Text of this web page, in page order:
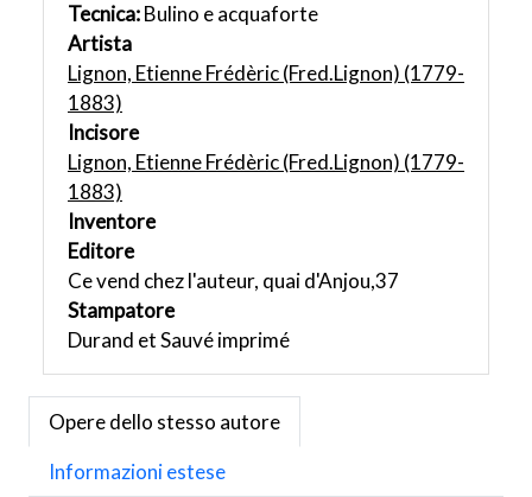
Tecnica:Bulino e acquaforte
Artista
Lignon, Etienne Frédèric (Fred.Lignon) (1779-
1883)
Incisore
Lignon, Etienne Frédèric (Fred.Lignon) (1779-
1883)
Inventore
Editore
Ce vend chez l'auteur, quai d'Anjou,37
Stampatore
Durand et Sauvé imprimé
Opere dello stesso autore
Informazioni estese